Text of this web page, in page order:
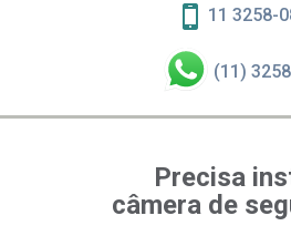
11 3258-
(11)
Precisa
câmera de